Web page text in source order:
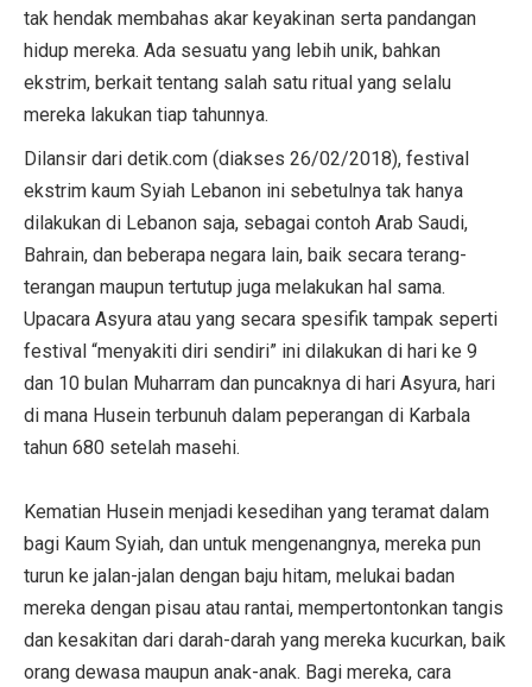
tak hendak membahas akar keyakinan serta pandangan
hidup mereka. Ada sesuatu yang lebih unik, bahkan
ekstrim, berkait tentang salah satu ritual yang selalu
mereka lakukan tiap tahunnya.
Dilansir dari detik.com (diakses 26/02/2018), festival
ekstrim kaum Syiah Lebanon ini sebetulnya tak hanya
dilakukan di Lebanon saja, sebagai contoh Arab Saudi,
Bahrain, dan beberapa negara lain, baik secara terang-
terangan maupun tertutup juga melakukan hal sama.
Upacara Asyura atau yang secara spesifik tampak seperti
festival “menyakiti diri sendiri” ini dilakukan di hari ke 9
dan 10 bulan Muharram dan puncaknya di hari Asyura, hari
di mana Husein terbunuh dalam peperangan di Karbala
tahun 680 setelah masehi.
Kematian Husein menjadi kesedihan yang teramat dalam
bagi Kaum Syiah, dan untuk mengenangnya, mereka pun
turun ke jalan-jalan dengan baju hitam, melukai badan
mereka dengan pisau atau rantai, mempertontonkan tangis
dan kesakitan dari darah-darah yang mereka kucurkan, baik
orang dewasa maupun anak-anak. Bagi mereka, cara